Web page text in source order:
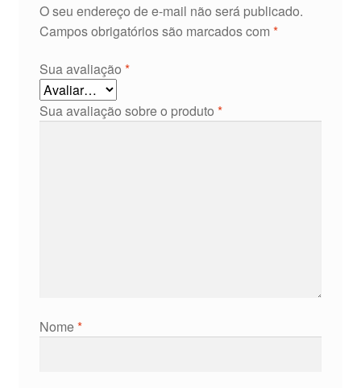
O seu endereço de e-mail não será publicado.
Campos obrigatórios são marcados com *
Sua avaliação *
Sua avaliação sobre o produto *
Nome*